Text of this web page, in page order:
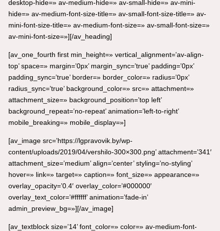
desktop-hide=» av-medium-hide=» av-small-hide=» av-mini-
hide=» av-medium-font-size-title=» av-small-font-size-title=» av-
mini-font-size-title=» av-medium-font-size=» av-small-font-size=»
av-mini-font-size=»][/av_heading]
[av_one_fourth first min_height=» vertical_alignment=’av-align-
top’ space=» margin=’0px’ margin_sync=’true’ padding=’0px’
padding_sync=’true’ border=» border_color=» radius=’0px’
radius_sync=’true’ background_color=» src=» attachment=»
attachment_size=» background_position=’top left’
background_repeat=’no-repeat’ animation=’left-to-right’
mobile_breaking=» mobile_display=»]
[av_image src=’https://lgpravovik.by/wp-
content/uploads/2019/04/vershilo-300×300.png’ attachment=’341′
attachment_size=’medium’ align=’center’ styling=’no-styling’
hover=» link=» target=» caption=» font_size=» appearance=»
overlay_opacity=’0.4′ overlay_color=’#000000′
overlay_text_color=’#ffffff’ animation=’fade-in’
admin_preview_bg=»][/av_image]
[av_textblock size=’14’ font_color=» color=» av-medium-font-